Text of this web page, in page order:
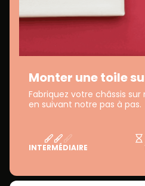
Monter une toile
Fabriquez votre châssis
en suivant notre pas à pas.
INTERMÉDIAIRE